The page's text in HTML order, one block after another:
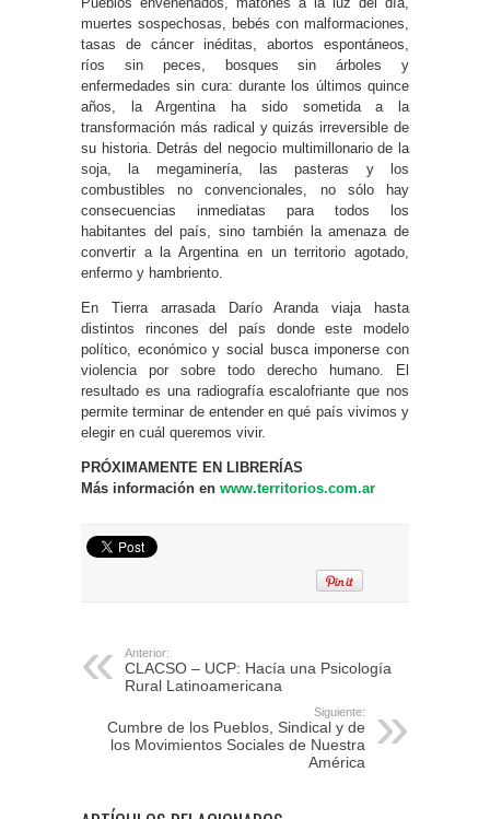
muertes sospechosas, bebés con malformaciones,
tasas de cáncer inéditas, abortos espontáneos,
ríos sin peces, bosques sin árboles y
enfermedades sin cura: durante los últimos quince
años, la Argentina ha sido sometida a la
transformación más radical y quizás irreversible de
su historia. Detrás del negocio multimillonario de la
soja, la megaminería, las pasteras y los
combustibles no convencionales, no sólo hay
consecuencias inmediatas para todos los
habitantes del país, sino también la amenaza de
convertir a la Argentina en un territorio agotado,
enfermo y hambriento.
En Tierra arrasada Darío Aranda viaja hasta
distintos rincones del país donde este modelo
político, económico y social busca imponerse con
violencia por sobre todo derecho humano. El
resultado es una radiografía escalofriante que nos
permite terminar de entender en qué país vivimos y
elegir en cuál queremos vivir.
PRÓXIMAMENTE EN LIBRERÍAS
Más información en www.territorios.com.ar
Anterior:
CLACSO – UCP: Hacía una Psicología
Rural Latinoamericana
Siguiente:
Cumbre de los Pueblos, Sindical y de
los Movimientos Sociales de Nuestra
América